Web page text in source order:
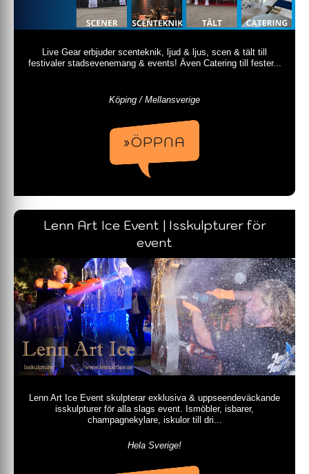
Live Gear erbjuder scenteknik, ljud & ljus, scen & tält till
festivaler stadsevenemang & events! Även Catering till fester...
Köping / Mellansverige
»ÖPPNA
Lenn Art Ice Event | Isskulpturer för
event
Lenn Art Ice Event skulpterar exklusiva & uppseendeväckande
isskulpturer för alla slags event. Ismöbler, isbarer,
champagnekylare, iskulor till dri...
Hela Sverige!